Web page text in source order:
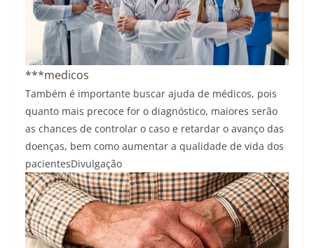
***medicos
Também é importante buscar ajuda de médicos, pois
quanto mais precoce for o diagnóstico, maiores serão
as chances de controlar o caso e retardar o avanço das
doenças, bem como aumentar a qualidade de vida dos
pacientesDivulgação